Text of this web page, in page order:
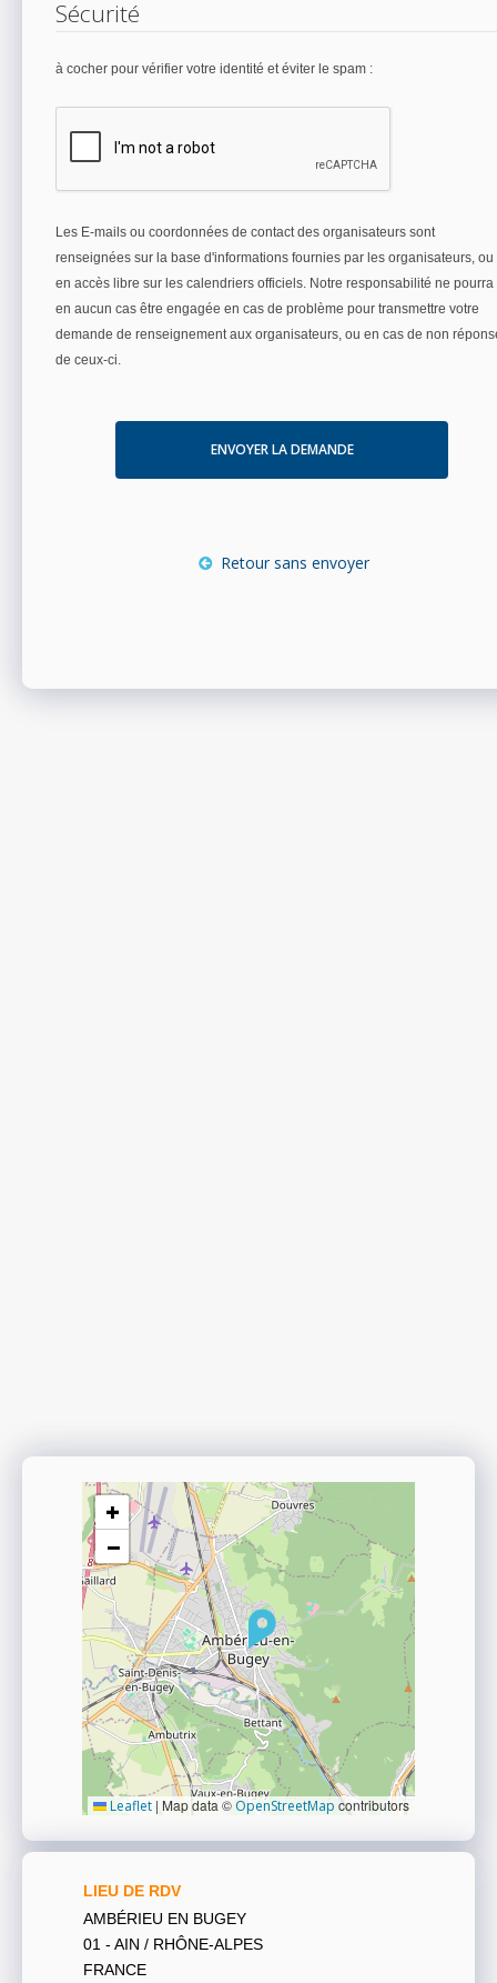
Sécurité
à cocher pour vérifier votre identité et éviter le spam :
Les E-mails ou coordonnées de contact des organisateurs sont
renseignées sur la base d'informations fournies par les organisateurs, ou
en accès libre sur les calendriers officiels. Notre responsabilité ne pourra
en aucun cas être engagée en cas de problème pour transmettre votre
demande de renseignement aux organisateurs, ou en cas de non
de ceux-ci.
ENVOYER LA DEMANDE
Retour sans envoyer
+
−
Leaflet | Map data ©OpenStreetMap contributors
LIEU DE RDV
AMBÉRIEU EN BUGEY
01 - AIN / RHÔNE-ALPES
FRANCE